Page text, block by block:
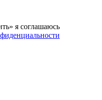
я соглашаюсь